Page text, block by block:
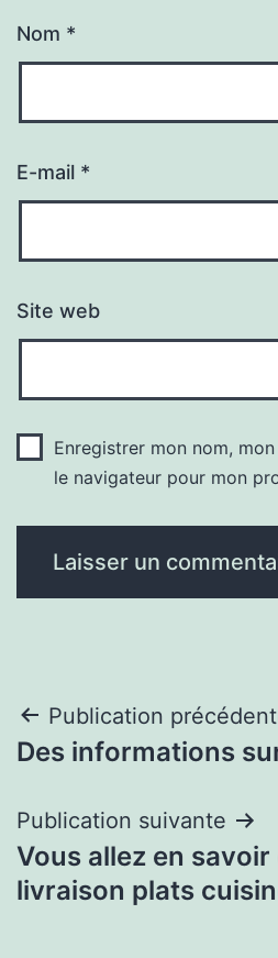
Nom *
E-mail *
Site web
Enregistrer mon nom,
le navigateur pour mon
Navigation
de
l’article
Publication
Des informations
Publication suivante
Vous allez en
livraison plats